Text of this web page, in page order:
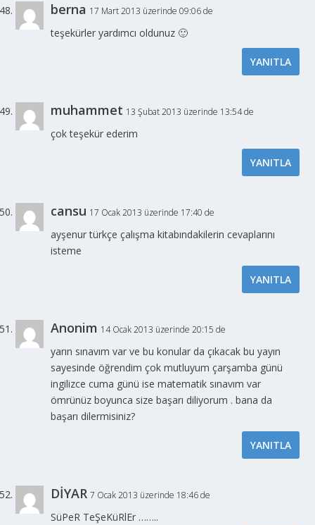
berna 17 Mart 2013 üzerinde 09:06 de
teşekürler yardımcı oldunuz 🙂
YANITLA
muhammet 13 Şubat 2013 üzerinde 13:54 de
çok teşekür ederim
YANITLA
cansu 17 Ocak 2013 üzerinde 17:40 de
ayşenur türkçe çalışma kitabındakilerin cevaplarını
isteme
YANITLA
Anonim 14 Ocak 2013 üzerinde 20:15 de
yarın sınavım var ve bu konular da çıkacak bu yayın
sayesinde öğrendim çok mutluyum çarşamba günü
ingilizce cuma günü ise matematik sınavım var
ömrünüz boyunca size başarı diliyorum . bana da
başarı dilermisiniz?
YANITLA
DİYAR 7 Ocak 2013 üzerinde 18:46 de
SüPeR TeŞeKüRlEr ……..